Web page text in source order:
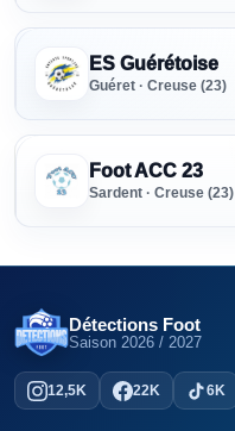
PARTENAIRE
ES Guérétoise
Guéret · Creuse (23)
Foot ACC 23
Sardent · Creuse (23)
Détections Foot
Saison 2026 / 2027
12,5K 22K 6K